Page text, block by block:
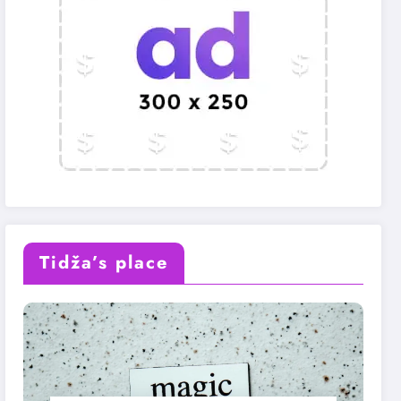
Tidža’s place